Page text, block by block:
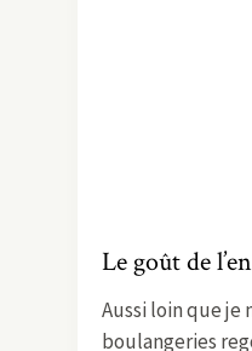
Le goût de
Aussi loin que je
boulangeries